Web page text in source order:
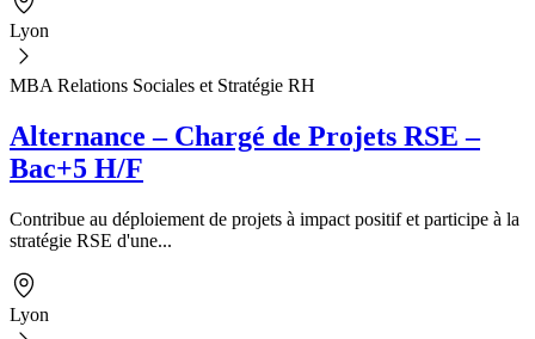
Lyon
MBA Relations Sociales et Stratégie RH
Alternance – Chargé de Projets RSE –
Bac+5 H/F
Contribue au déploiement de projets à impact positif et participe à la
stratégie RSE d'une...
Lyon